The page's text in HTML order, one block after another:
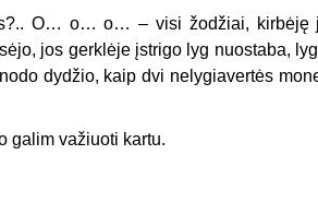
O… o… o… – visi žodžiai, kirbėję
jos gerklėje įstrigo lyg nuo­staba,
dydžio, kaip dvi nelygiavertės
galim važiuoti kartu.